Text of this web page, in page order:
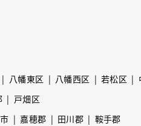
八幡東区 八幡西区 若松区
戸畑区
嘉穂郡 田川郡
鞍手郡